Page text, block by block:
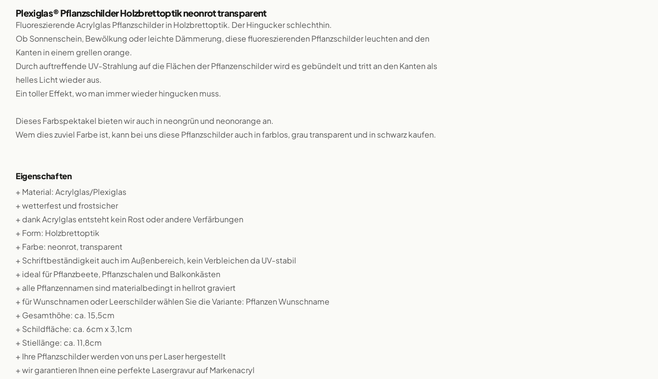
Plexiglas® Pflanzschilder Holzbrettoptik neonrot transparent
Fluoreszierende Acrylglas Pflanzschilder in Holzbrettoptik. Der Hingucker schlechthin.
Ob Sonnenschein, Bewölkung oder leichte Dämmerung, diese fluoreszierenden Pflanzschilder leuchten and den
Kanten in einem grellen orange.
Durch auftreffende UV-Strahlung auf die Flächen der Pflanzenschilder wird es gebündelt und tritt an den Kanten als
helles Licht wieder aus.
Ein toller Effekt, wo man immer wieder hingucken muss.
Dieses Farbspektakel bieten wir auch in neongrün und neonorange an.
Wem dies zuviel Farbe ist, kann bei uns diese Pflanzschilder auch in farblos, grau transparent und in schwarz kaufen.
Eigenschaften
+ Material: Acrylglas/Plexiglas
+ wetterfest und frostsicher
+ dank Acrylglas entsteht kein Rost oder andere Verfärbungen
+ Form: Holzbrettoptik
+ Farbe: neonrot, transparent
+ Schriftbeständigkeit auch im Außenbereich, kein Verbleichen da UV-stabil
+ ideal für Pflanzbeete, Pflanzschalen und Balkonkästen
+ alle Pflanzennamen sind materialbedingt in hellrot graviert
+ für Wunschnamen oder Leerschilder wählen Sie die Variante: Pflanzen Wunschname
+ Gesamthöhe: ca. 15,5cm
+ Schildfläche: ca. 6cm x 3,1cm
+ Stiellänge: ca. 11,8cm
+ Ihre Pflanzschilder werden von uns per Laser hergestellt
+ wir garantieren Ihnen eine perfekte Lasergravur auf Markenacryl